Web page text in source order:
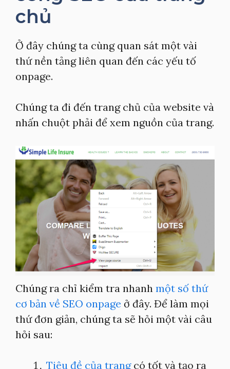
chủ
Ở đây chúng ta cùng quan sát một vài
thứ nền tảng liên quan đến các yếu tố
onpage.
Chúng ta đi đến trang chủ của website và
nhấn chuột phải để xem nguồn của trang.
Chúng ra chỉ kiểm tra nhanh một số thứ
cơ bản về SEO onpage ở đây. Để làm mọi
thứ đơn giản, chúng ta sẽ hỏi một vài câu
hỏi sau:
Tiêu đề của trangcó tốt và tạo ra